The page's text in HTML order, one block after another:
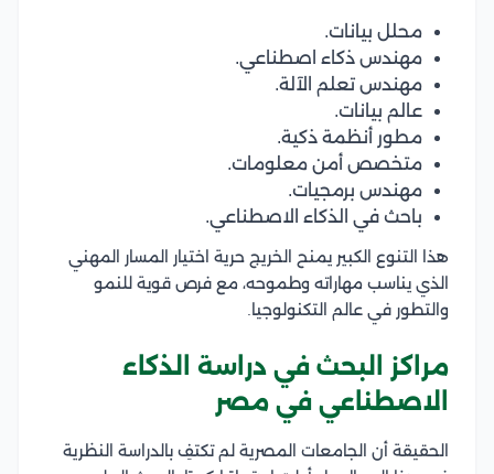
محلل بيانات.
مهندس ذكاء اصطناعي.
مهندس تعلم الآلة.
عالم بيانات.
مطور أنظمة ذكية.
متخصص أمن معلومات.
مهندس برمجيات.
باحث في الذكاء الاصطناعي.
هذا التنوع الكبير يمنح الخريج حرية اختيار المسار المهني
الذي يناسب مهاراته وطموحه، مع فرص قوية للنمو
والتطور في عالم التكنولوجيا.
مراكز البحث في دراسة الذكاء
الاصطناعي في مصر
الحقيقة أن الجامعات المصرية لم تكتفِ بالدراسة النظرية